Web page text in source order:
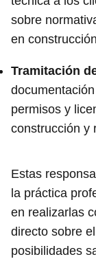
sobre
en
Tramitación
permisos y
construcción y
Estas
la práctica
en realizarlas
directo sobre
posibilidades